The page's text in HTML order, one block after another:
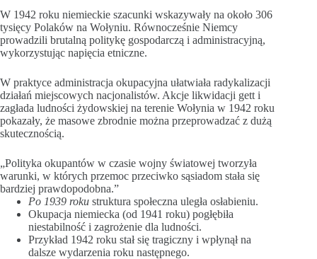
W 1942 roku niemieckie szacunki wskazywały na około 306
tysięcy Polaków na Wołyniu. Równocześnie Niemcy
prowadzili brutalną politykę gospodarczą i administracyjną,
wykorzystując napięcia etniczne.
W praktyce administracja okupacyjna ułatwiała radykalizacji
działań miejscowych nacjonalistów. Akcje likwidacji gett i
zagłada ludności żydowskiej na terenie Wołynia w 1942 roku
pokazały, że masowe zbrodnie można przeprowadzać z dużą
skutecznością.
„Polityka okupantów w czasie wojny światowej tworzyła
warunki, w których przemoc przeciwko sąsiadom stała się
bardziej prawdopodobna.”
Po 1939 roku struktura społeczna uległa osłabieniu.
Okupacja niemiecka (od 1941 roku) pogłębiła
niestabilność i zagrożenie dla ludności.
Przykład 1942 roku stał się tragiczny i wpłynął na
dalsze wydarzenia roku następnego.